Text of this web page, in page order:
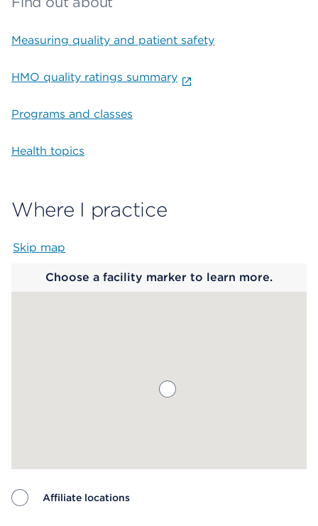
Measuring quality and patient safety
HMO quality ratings summary
Programs and classes
Health topics
Where I practice
Skip map
Choose a facility marker to learn more.
Affiliate locations